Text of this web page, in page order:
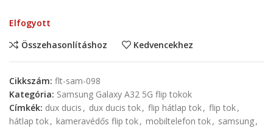
Elfogyott
Összehasonlításhoz
Kedvencekhez
Cikkszám: flt-sam-098
Kategória: Samsung Galaxy A32 5G flip tokok
Címkék: dux ducis , dux ducis tok, flip hátlap tok, flip tok,
hátlap tok, kameravédős flip tok, mobiltelefon tok, samsung,